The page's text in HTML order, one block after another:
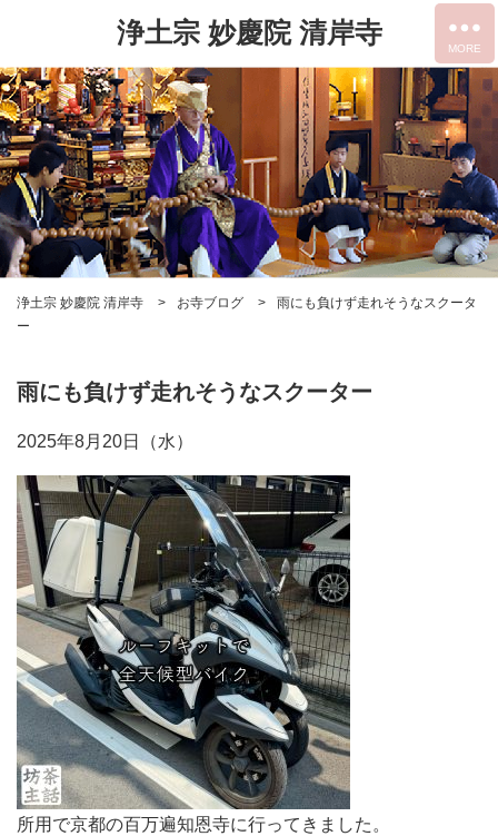
浄土宗 妙慶院 清岸寺
浄土宗 妙慶院 清岸寺 お寺ブログ
雨にも負けず走れそうなスクータ
ー
雨にも負けず走れそうなスクーター
2025年8月20日（水）
所用で京都の百万遍知恩寺に行ってきました。